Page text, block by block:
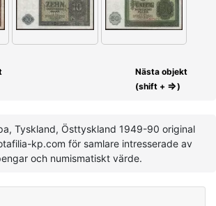
Nästa objekt
(shift + ⇒)
Tyskland, Östtyskland 1949-90 original
kp.com för samlare intresserade av
och numismatiskt värde.